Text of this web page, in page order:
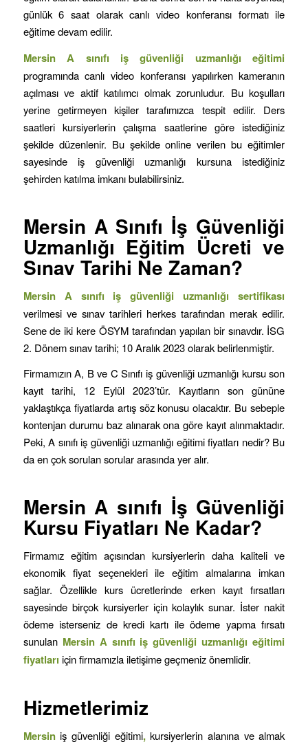
günlük 6 saat olarak canlı video konferansı formatı ile
eğitime devam edilir.
MersinA sınıfı iş güvenliği uzmanlığı eğitimi
programında canlı video konferansı yapılırken kameranın
açılması ve aktif katılımcı olmak zorunludur. Bu koşulları
yerine getirmeyen kişiler tarafımızca tespit edilir. Ders
saatleri kursiyerlerin çalışma saatlerine göre istediğiniz
şekilde düzenlenir. Bu şekilde online verilen bu eğitimler
sayesinde iş güvenliği uzmanlığı kursuna istediğiniz
şehirden katılma imkanı bulabilirsiniz.
Mersin A Sınıfı İş Güvenliği
Uzmanlığı Eğitim Ücreti ve
Sınav Tarihi Ne Zaman?
MersinA sınıfı iş güvenliği uzmanlığı sertifikası
verilmesi ve sınav tarihleri herkes tarafından merak edilir.
Sene de iki kere ÖSYM tarafından yapılan bir sınavdır. İSG
2. Dönem sınav tarihi; 10 Aralık 2023 olarak belirlenmiştir.
Firmamızın A, B ve C Sınıfı iş güvenliği uzmanlığı kursu son
kayıt tarihi, 12 Eylül 2023’tür. Kayıtların son gününe
yaklaştıkça fiyatlarda artış söz konusu olacaktır. Bu sebeple
kontenjan durumu baz alınarak ona göre kayıt alınmaktadır.
Peki, A sınıfı iş güvenliği uzmanlığı eğitimi fiyatları nedir? Bu
da en çok sorulan sorular arasında yer alır.
Mersin A sınıfı İş Güvenliği
Kursu Fiyatları Ne Kadar?
Firmamız eğitim açısından kursiyerlerin daha kaliteli ve
ekonomik fiyat seçenekleri ile eğitim almalarına imkan
sağlar. Özellikle kurs ücretlerinde erken kayıt fırsatları
sayesinde birçok kursiyerler için kolaylık sunar. İster nakit
ödeme isterseniz de kredi kartı ile ödeme yapma fırsatı
sunulan Mersin A sınıfı iş güvenliği uzmanlığı eğitimi
fiyatları için firmamızla iletişime geçmeniz önemlidir.
Hizmetlerimiz
Mersiniş güvenliği eğitimi,kursiyerlerin alanına ve almak